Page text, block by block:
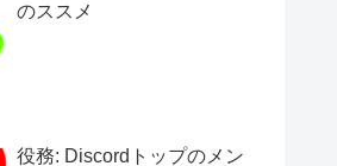
のススメ
役務: Discordトップのメン